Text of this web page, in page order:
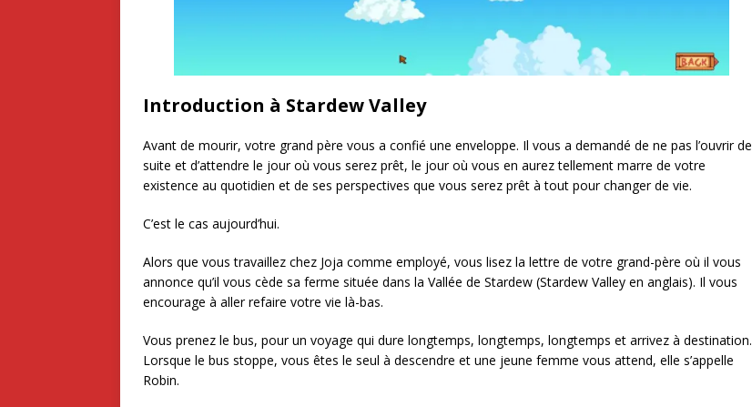
Introduction à Stardew Valley
Avant de mourir, votre grand père vous a confié une enveloppe. Il vous a demandé de ne pas l’ouvrir de
suite et d’attendre le jour où vous serez prêt, le jour où vous en aurez tellement marre de votre
existence au quotidien et de ses perspectives que vous serez prêt à tout pour changer de vie.
C’est le cas aujourd’hui.
Alors que vous travaillez chez Joja comme employé, vous lisez la lettre de votre grand-père où il vous
annonce qu’il vous cède sa ferme située dans la Vallée de Stardew (Stardew Valley en anglais). Il vous
encourage à aller refaire votre vie là-bas.
Vous prenez le bus, pour un voyage qui dure longtemps, longtemps, longtemps et arrivez à destination.
Lorsque le bus stoppe, vous êtes le seul à descendre et une jeune femme vous attend, elle s’appelle
Robin.